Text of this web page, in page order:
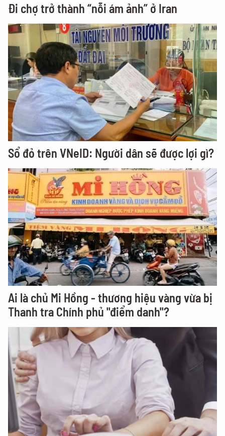
Đi chợ trở thành “nỗi ám ảnh” ở Iran
Sổ đỏ trên VNeID: Người dân sẽ được lợi gì?
Ai là chủ Mi Hồng - thương hiệu vàng vừa bị
Thanh tra Chính phủ "điểm danh"?